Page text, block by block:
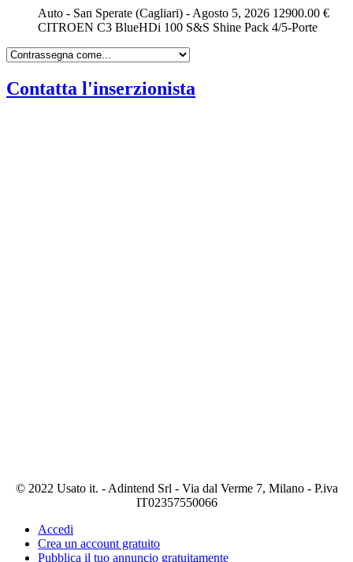
Auto - San Sperate (Cagliari) - Agosto 5, 2026 12900.00 €
CITROEN C3 BlueHDi 100 S&S Shine Pack 4/5-Porte
Contatta l'inserzionista
© 2022 Usato it. - Adintend Srl - Via dal Verme 7, Milano - P.iva
IT02357550066
Accedi
Crea un account gratuito
Pubblica il tuo annuncio gratuitamente